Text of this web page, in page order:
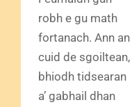
robh e gu math
fortanach. Ann an
cuid de sgoiltean,
bhiodh tidsearan
a’ gabhail dhan